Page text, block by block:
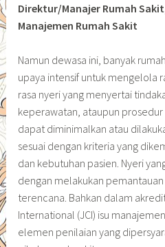
Direktur/Manajer Rumah
Manajemen Rumah Sakit
Namun dewasa ini, banyak
upaya intensif untuk mengelola
rasa nyeri yang menyertai
keperawatan, ataupun
dapat diminimalkan atau
sesuai dengan kriteria yang
dan kebutuhan pasien. Nyeri
dengan melakukan
terencana. Bahkan dalam
International (JCI) isu
elemen penilaian yang